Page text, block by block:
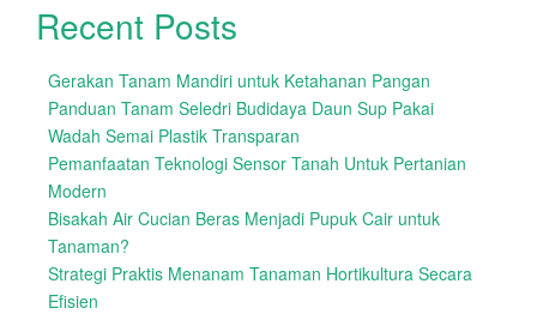
Recent Posts
Gerakan Tanam Mandiri untuk Ketahanan Pangan
Panduan Tanam Seledri Budidaya Daun Sup Pakai
Wadah Semai Plastik Transparan
Pemanfaatan Teknologi Sensor Tanah Untuk Pertanian
Modern
Bisakah Air Cucian Beras Menjadi Pupuk Cair untuk
Tanaman?
Strategi Praktis Menanam Tanaman Hortikultura Secara
Efisien